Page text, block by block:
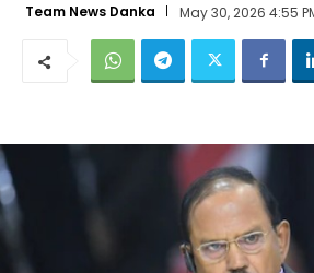
Team News Danka May 30, 2026 4:55